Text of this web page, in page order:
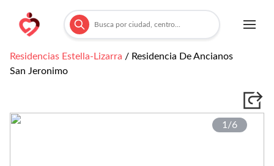
Residencias Estella-Lizarra / Residencia De Ancianos
San Jeronimo
1/6